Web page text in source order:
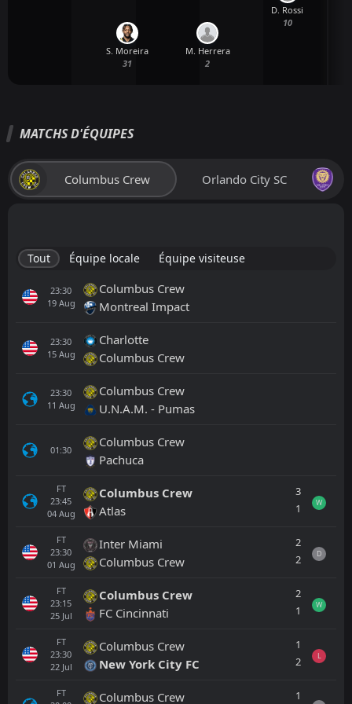
S. Moreira
31
M. Herrera
2
D. Rossi
10
MATCHS D'ÉQUIPES
Columbus Crew Orlando City SC
Tout Équipe locale Équipe visiteuse
23:30
19 Aug
Columbus Crew
Montreal Impact
23:30
15 Aug
Charlotte
Columbus Crew
23:30
11 Aug
Columbus Crew
U.N.A.M. - Pumas
01:30
Columbus Crew
Pachuca
FT
23:45
04 Aug
Columbus Crew
Atlas
3
1
W
FT
23:30
01 Aug
Inter Miami
Columbus Crew
2
2
D
FT
23:15
25 Jul
Columbus Crew
FC Cincinnati
2
1
W
FT
23:30
22 Jul
Columbus Crew
New York City FC
1
2
L
FT
Columbus Crew 1